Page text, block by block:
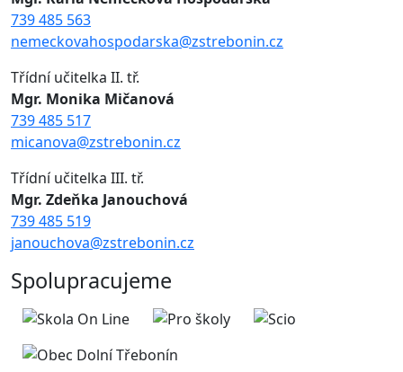
739 485 563
nemeckovahospodarska@zstrebonin.cz
Třídní učitelka II. tř.
Mgr. Monika Mičanová
739 485 517
micanova@zstrebonin.cz
Třídní učitelka III. tř.
Mgr. Zdeňka Janouchová
739 485 519
janouchova@zstrebonin.cz
Spolupracujeme